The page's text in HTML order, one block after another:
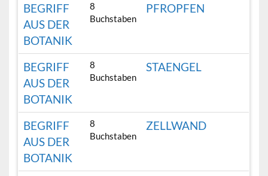
BEGRIFF
AUS DER
BOTANIK
8
Buchstaben
PFROPFEN
BEGRIFF
AUS DER
BOTANIK
8
Buchstaben
STAENGEL
BEGRIFF
AUS DER
BOTANIK
8
Buchstaben
ZELLWAND